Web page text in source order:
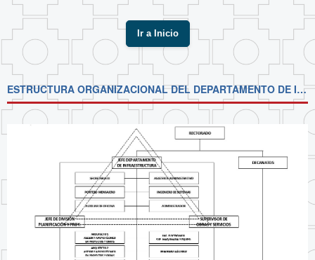
Ir a Inicio
ESTRUCTURA ORGANIZACIONAL DEL DEPARTAMENTO DE INFRAESTRUCTURA